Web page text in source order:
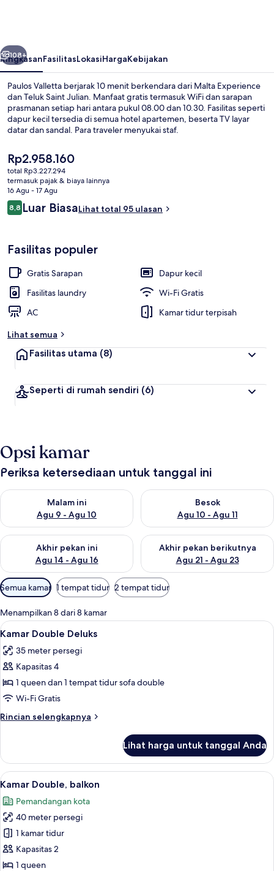
Berikutnya
108+
RingkasanFasilitasLokasiHargaKebijakan
Paulos Valletta berjarak 10 menit berkendara dari Malta Experience
dan Teluk Saint Julian. Manfaat gratis termasuk WiFi dan sarapan
prasmanan setiap hari antara pukul 08.00 dan 10.30. Fasilitas seperti
dapur kecil tersedia di semua hotel apartemen, beserta TV layar
datar dan sandal. Para traveler menyukai staf.
Harga
saat
ini
Rp2.958.160
Rp2.958.160
total Rp3.227.294
termasuk pajak & biaya lainnya
16 Agu - 17 Agu
Ulasan
8,88,8 dari 10
Luar BiasaLihat total 95 ulasan
Fasilitas populer
Gratis Sarapan
Dapur kecil
Fasilitas laundry
Wi-Fi Gratis
AC
Kamar tidur terpisah
Lihat semua
Fasilitas utama (8)
Seperti di rumah sendiri (6)
Opsi kamar
Periksa ketersediaan untuk tanggal ini
Malam ini
Agu 9 - Agu 10
Periksa ketersediaan untuk malam ini Agu 9 - Agu 10
Besok
Agu 10 - Agu 11
Periksa ketersediaan untuk
Akhir pekan ini
Agu 14 - Agu 16
Periksa ketersediaan untuk akhir pekan ini Agu 14 - Agu 16
Akhir pekan berikutnya
Agu 21 - Agu 23
Periksa ketersediaan untuk
Filter
tersedia
untuk
kamar
Semua kamar 1 tempat tidur 2 tempat tidur
Menampilkan 8 dari 8 kamar
Lihat
semua
foto
untuk
Kamar
Double
Deluks
Kamar Double Deluks | 1 kamar tidur
15
Kamar Double Deluks
35 meter persegi
Kapasitas 4
1 queen dan 1 tempat tidur sofa double
Wi-Fi Gratis
Rincian selengkapnya
Rincian
Kamar
Double
Deluks
Lihat harga untuk tanggal Anda
Lihat
semua
foto
untuk
Kamar
Double,
balkon
Kamar Double, balkon | 1 kamar
6
Kamar Double, balkon
Pemandangan kota
40 meter persegi
1 kamar tidur
Kapasitas 2
1 queen